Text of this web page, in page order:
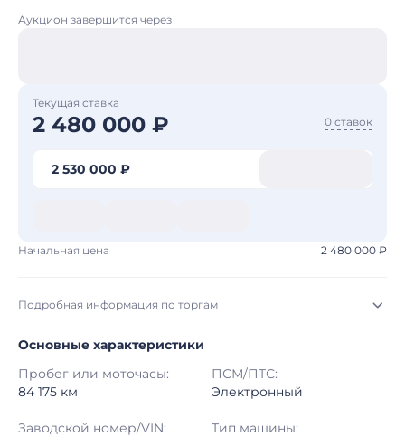
Аукцион завершится через
Текущая ставка
2 480 000 ₽ 0 ставок
2 530 000 ₽
Начальная цена 2 480 000 ₽
Подробная информация по торгам
Начало торгов: 05.08.2026, 09:06 МСК
Конец торгов: 12.08.2026, 09:06 МСК
Тип аукциона: Открытые торги
Основные характеристики
Пробег или моточасы:
84 175 км
ПСМ/ПТС:
Электронный
Заводской номер/VIN:
Тип машины: